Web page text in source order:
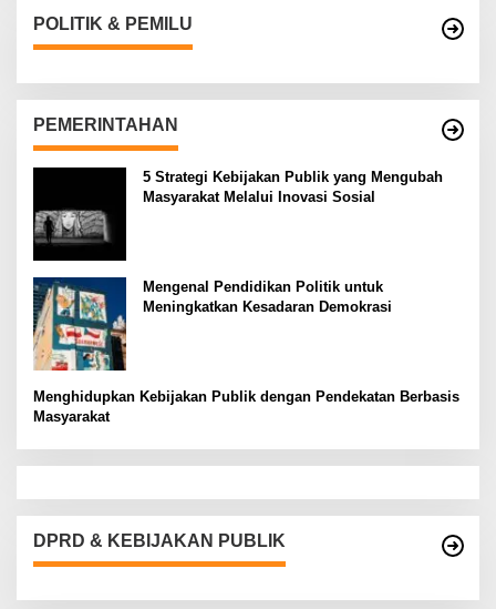
POLITIK & PEMILU
PEMERINTAHAN
5 Strategi Kebijakan Publik yang Mengubah
Masyarakat Melalui Inovasi Sosial
Mengenal Pendidikan Politik untuk
Meningkatkan Kesadaran Demokrasi
Menghidupkan Kebijakan Publik dengan Pendekatan Berbasis
Masyarakat
DPRD & KEBIJAKAN PUBLIK